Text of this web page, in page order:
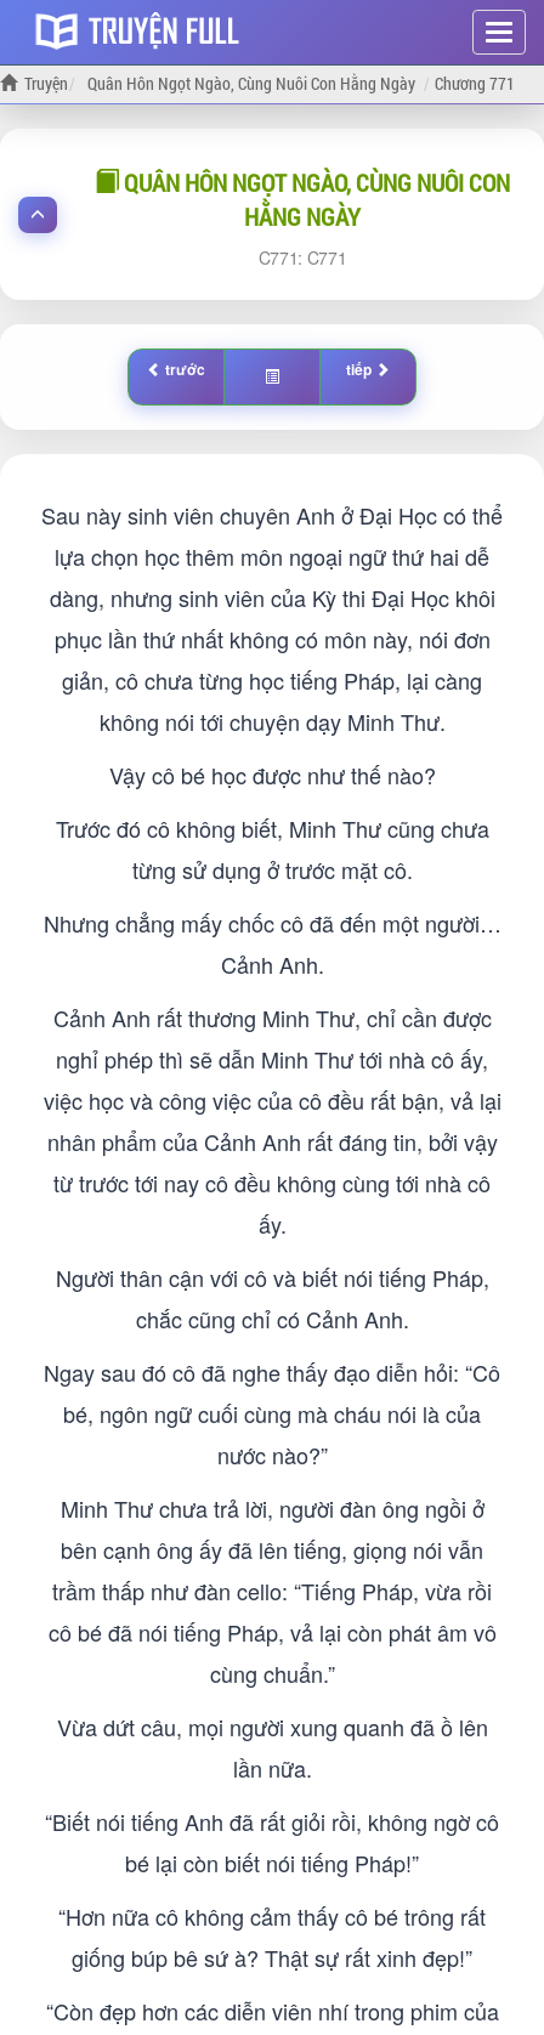
Hiện
menu
Truyện Quân Hôn Ngọt Ngào, Cùng Nuôi Con Hằng Ngày Chương 771
QUÂN HÔN NGỌT NGÀO, CÙNG NUÔI CON
HẰNG NGÀY
771: 771
trước tiếp
Sau này sinh viên chuyên Anh ở Đại Học có thể
lựa chọn học thêm môn ngoại ngữ thứ hai dễ
dàng, nhưng sinh viên của Kỳ thi Đại Học khôi
phục lần thứ nhất không có môn này, nói đơn
giản, cô chưa từng học tiếng Pháp, lại càng
không nói tới chuyện dạy Minh Thư.
Vậy cô bé học được như thế nào?
Trước đó cô không biết, Minh Thư cũng chưa
từng sử dụng ở trước mặt cô.
Nhưng chẳng mấy chốc cô đã đến một người…
Cảnh Anh.
Cảnh Anh rất thương Minh Thư, chỉ cần được
nghỉ phép thì sẽ dẫn Minh Thư tới nhà cô ấy,
việc học và công việc của cô đều rất bận, vả lại
nhân phẩm của Cảnh Anh rất đáng tin, bởi vậy
từ trước tới nay cô đều không cùng tới nhà cô
ấy.
Người thân cận với cô và biết nói tiếng Pháp,
chắc cũng chỉ có Cảnh Anh.
Ngay sau đó cô đã nghe thấy đạo diễn hỏi: “Cô
bé, ngôn ngữ cuối cùng mà cháu nói là của
nước nào?”
Minh Thư chưa trả lời, người đàn ông ngồi ở
bên cạnh ông ấy đã lên tiếng, giọng nói vẫn
trầm thấp như đàn cello: “Tiếng Pháp, vừa rồi
cô bé đã nói tiếng Pháp, vả lại còn phát âm vô
cùng chuẩn.”
Vừa dứt câu, mọi người xung quanh đã ồ lên
lần nữa.
“Biết nói tiếng Anh đã rất giỏi rồi, không ngờ cô
bé lại còn biết nói tiếng Pháp!”
“Hơn nữa cô không cảm thấy cô bé trông rất
giống búp bê sứ à? Thật sự rất xinh đẹp!”
“Còn đẹp hơn các diễn viên nhí trong phim của